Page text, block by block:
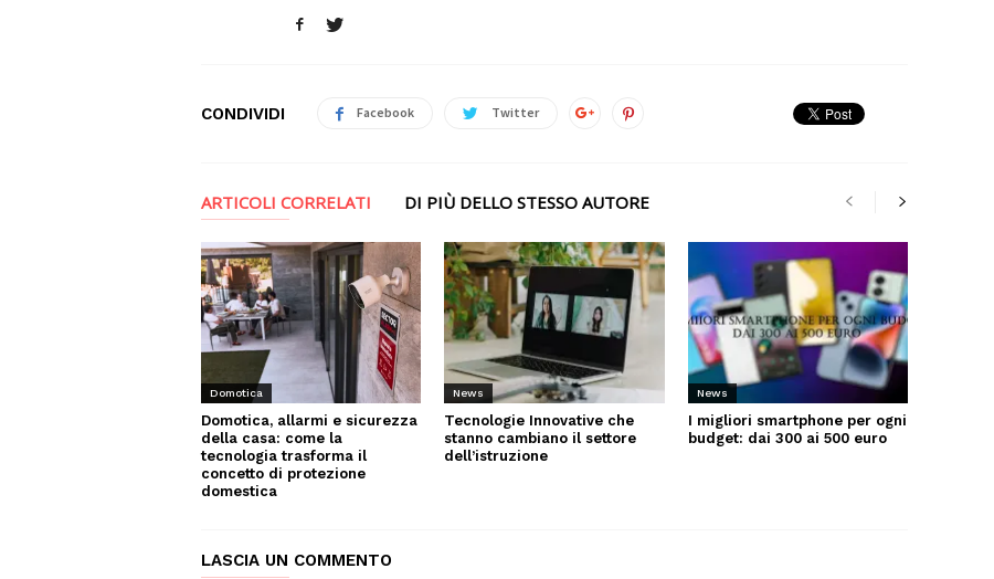
CONDIVIDI Facebook Twitter
ARTICOLI CORRELATI DI PIÙ DELLO STESSO AUTORE
Domotica
Domotica, allarmi e sicurezza
della casa: come la
tecnologia trasforma il
concetto di protezione
domestica
News
Tecnologie Innovative che
stanno cambiano il settore
dell’istruzione
News
I migliori smartphone per ogni
budget: dai 300 ai 500 euro
LASCIA UN COMMENTO